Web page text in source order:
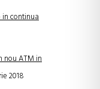
continua
nou ATM in
2018